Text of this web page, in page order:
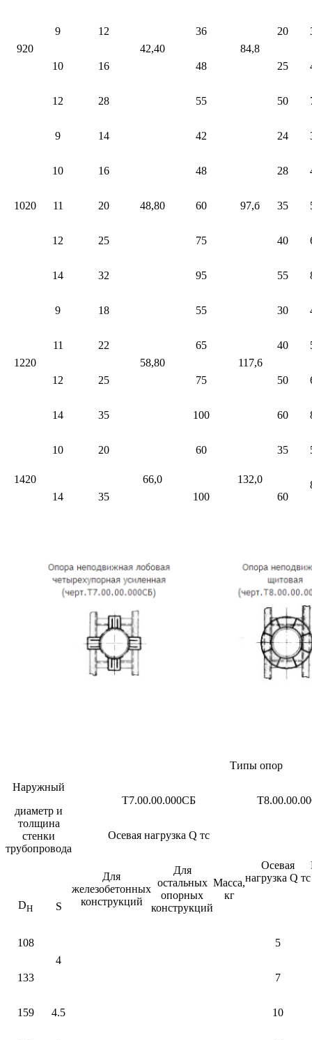
920 42,40 84,8
9 12 36 20
10 16 48 25
12 28 55 50
1020
9 14
48,80
42
97,б
24
10 16 48 28
11 20 60 35
12 25 75 40
14 32 95 55
1220
9 18
58,80
55
117,6
30
11 22 65 40
12 25 75 50
14 35 100 60
1420
10 20
66,0
60
132,0
35
14 35 100 60
Наружный
диаметр и
толщина
стенки
трубопровода
Типы опор
Т7.00.00.000СБ
Осевая нагрузка Q тс
Осевая
нагрузка Q тс
Для
железобетонных
конструкций
Для
остальных
опорных
конструкций
Масса,
кг
DН S
108
4
5
133 7
159 4.5 10